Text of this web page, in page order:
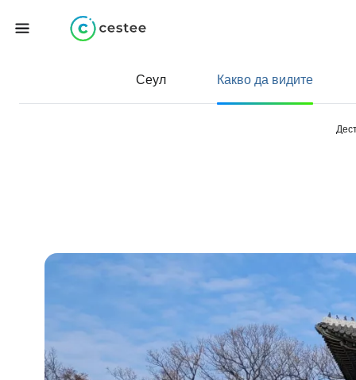
Сеул Какво да видите